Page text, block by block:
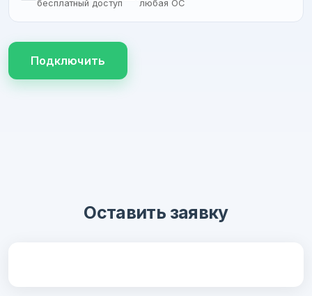
бесплатный доступ любая ОС
Подключить
Оставить заявку